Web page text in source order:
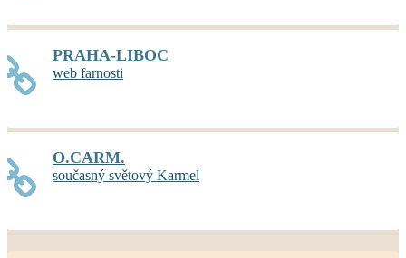
PRAHA-LIBOC
web farnosti
O.CARM.
současný světový Karmel